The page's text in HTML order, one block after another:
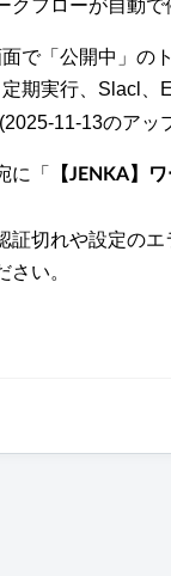
フローが自動で
で「公開中」の
期実行、Slacl、
11-13のアッ
に「 【JENKA】
証切れや設定の
い。